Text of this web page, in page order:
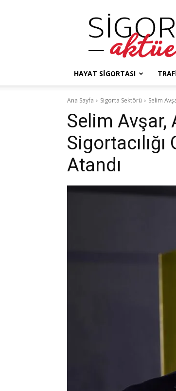
Sigorta
Haberleri
–
Sigorta
Gündemi
HAYAT SIGORTASI
Ana Sayfa Sigorta Sektörü Selim
Selim
Sigortacılığı
Atandı